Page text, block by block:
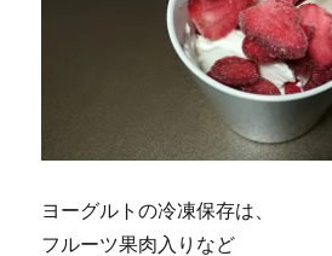
ヨーグルトの冷凍保存は、
フルーツ果肉入りなど